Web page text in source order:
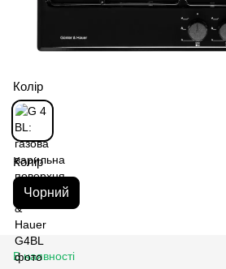
Колір
Колір
Чорний
В наявності